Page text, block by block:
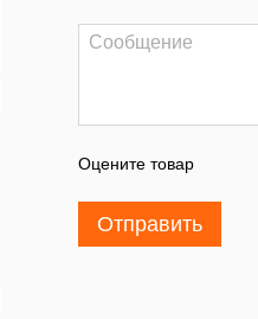
Оцените товар
Отправить